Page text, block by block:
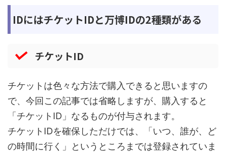
IDにはチケットIDと万博IDの2種類がある
チケットID
チケットは色々な方法で購入できると思いますの
で、今回この記事では省略しますが、購入すると
「チケットID」なるものが付与されます。
チケットIDを確保しただけでは、「いつ、誰が、ど
の時間に行く」というところまでは登録されていま